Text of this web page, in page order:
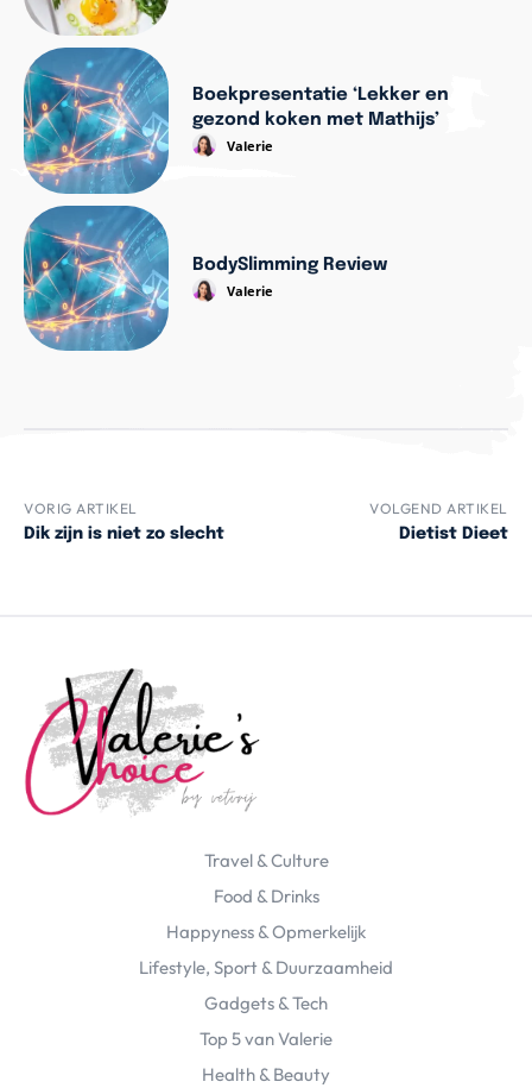
Boekpresentatie ‘Lekker en
gezond koken met Mathijs’
Valerie
BodySlimming Review
Valerie
VORIG ARTIKEL
Dik zijn is niet zo slecht
VOLGEND ARTIKEL
Dietist Dieet
Travel & Culture
Food & Drinks
Happyness & Opmerkelijk
Lifestyle, Sport & Duurzaamheid
Gadgets & Tech
Top 5 van Valerie
Health & Beauty